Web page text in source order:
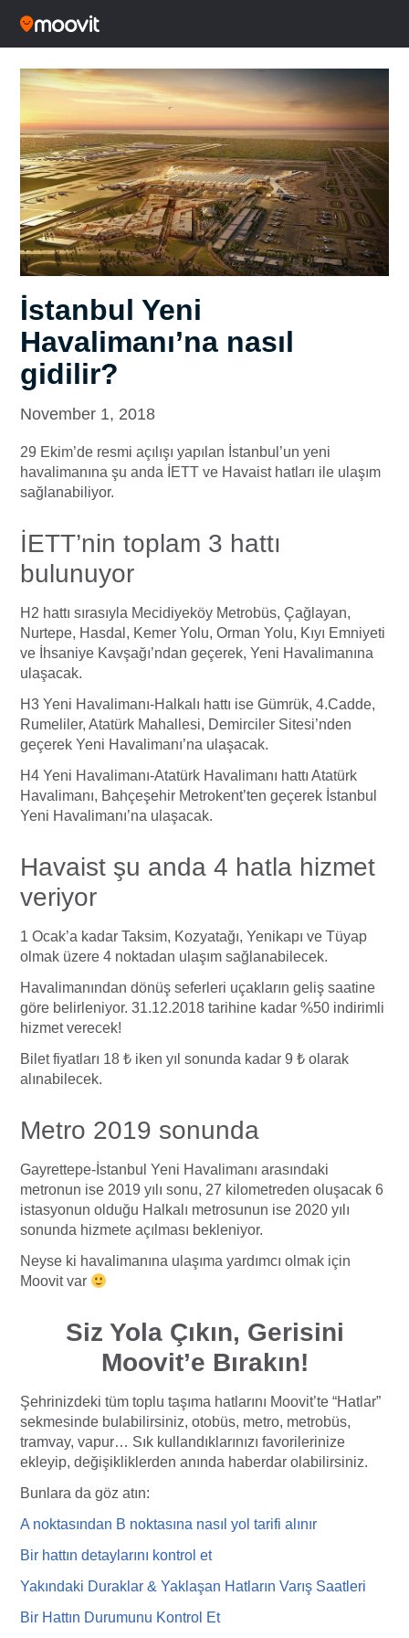
İstanbul Yeni
Havalimanı’na nasıl
gidilir?
November 1, 2018
29 Ekim’de resmi açılışı yapılan İstanbul’un yeni
havalimanına şu anda İETT ve Havaist hatları ile ulaşım
sağlanabiliyor.
İETT’nin toplam 3 hattı
bulunuyor
H2 hattı sırasıyla Mecidiyeköy Metrobüs, Çağlayan,
Nurtepe, Hasdal, Kemer Yolu, Orman Yolu, Kıyı Emniyeti
ve İhsaniye Kavşağı’ndan geçerek, Yeni Havalimanına
ulaşacak.
H3 Yeni Havalimanı-Halkalı hattı ise Gümrük, 4.Cadde,
Rumeliler, Atatürk Mahallesi, Demirciler Sitesi’nden
geçerek Yeni Havalimanı’na ulaşacak.
H4 Yeni Havalimanı-Atatürk Havalimanı hattı Atatürk
Havalimanı, Bahçeşehir Metrokent’ten geçerek İstanbul
Yeni Havalimanı’na ulaşacak.
Havaist şu anda 4 hatla hizmet
veriyor
1 Ocak’a kadar Taksim, Kozyatağı, Yenikapı ve Tüyap
olmak üzere 4 noktadan ulaşım sağlanabilecek.
Havalimanından dönüş seferleri uçakların geliş saatine
göre belirleniyor. 31.12.2018 tarihine kadar %50 indirimli
hizmet verecek!
Bilet fiyatları 18 ₺ iken yıl sonunda kadar 9 ₺ olarak
alınabilecek.
Metro 2019 sonunda
Gayrettepe-İstanbul Yeni Havalimanı arasındaki
metronun ise 2019 yılı sonu, 27 kilometreden oluşacak 6
istasyonun olduğu Halkalı metrosunun ise 2020 yılı
sonunda hizmete açılması bekleniyor.
Neyse ki havalimanına ulaşıma yardımcı olmak için
Moovit var
Siz Yola Çıkın, Gerisini
Moovit’e Bırakın!
Şehrinizdeki tüm toplu taşıma hatlarını Moovit’te “Hatlar”
sekmesinde bulabilirsiniz, otobüs, metro, metrobüs,
tramvay, vapur… Sık kullandıklarınızı favorilerinize
ekleyip, değişikliklerden anında haberdar olabilirsiniz.
Bunlara da göz atın:
A noktasından B noktasına nasıl yol tarifi alınır
Bir hattın detaylarını kontrol et
Yakındaki Duraklar & Yaklaşan Hatların Varış Saatleri
Bir Hattın Durumunu Kontrol Et